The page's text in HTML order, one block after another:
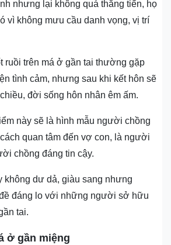
nhưng lại không quá thăng tiến, họ
vì không mưu cầu danh vọng, vị trí
ruồi trên má ở gần tai thường gặp
tình cảm, nhưng sau khi kết hôn sẽ
đời sống hôn nhân êm ấm.
này sẽ là hình mẫu người chồng
quan tâm đến vợ con, là người
chồng đáng tin cậy.
không dư dả, giàu sang nhưng
đáng lo với những người sở hữu
tai.
ở gần miệng